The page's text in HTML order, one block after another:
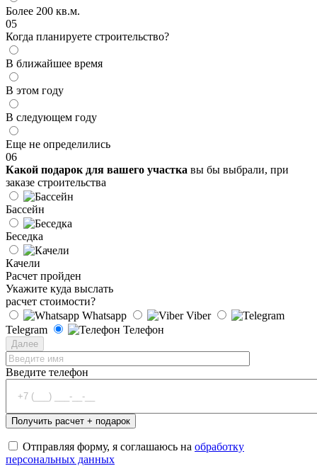
Более 200 кв.м.
05
Когда планируете строительство?
В ближайшее время
В этом году
В следующем году
Еще не определились
06
Какой подарок для вашего участка вы бы выбрали, при
заказе строительства
Бассейн
Беседка
Качели
Расчет пройден
Укажите куда выслать
расчет стоимости?
Whatsapp
Viber
Telegram
Телефон
Далее
Введите телефон
Отправляя форму, я соглашаюсь на обработку
персональных данных